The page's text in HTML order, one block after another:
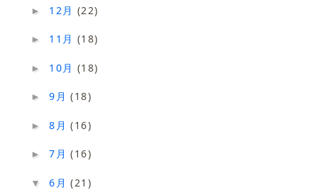
► 12月 (22)
► 11月 (18)
► 10月 (18)
►9月(18)
►8月(16)
►7月(16)
▼6月(21)